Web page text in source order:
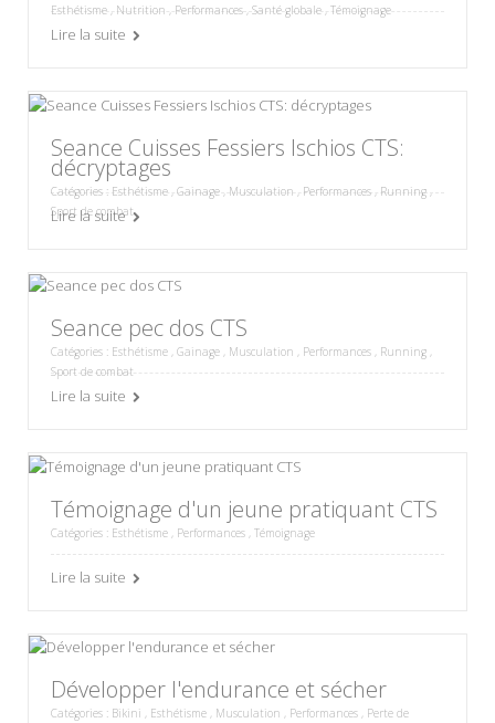
Esthétisme, Nutrition,Performances,Santé globale,Témoignage
Lire la suite
Seance Cuisses Fessiers Ischios CTS:
décryptages
Catégories : Esthétisme,Gainage,Musculation, Performances, Running,
Sport de combat
Lire la suite
Seance pec dos CTS
Catégories : Esthétisme Gainage Musculation Performances Running
Sport de combat
Lire la suite
Témoignage d'un jeune pratiquant CTS
Catégories : Esthétisme Performances Témoignage
Lire la suite
Développer l'endurance et sécher
Catégories : Bikini Esthétisme Musculation Performances
Perte de